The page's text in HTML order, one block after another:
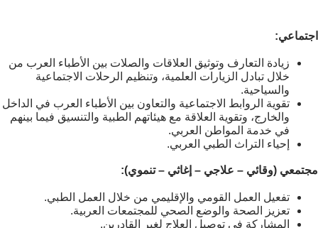
اجتماعي:
زيادة التعارف وتوثيق العلاقات والصلات بين الأطباء العرب من
خلال تبادل الزيارات العلمية، وتنظيم الرحلات الاجتماعية
والسياحية.
تقوية الروابط الاجتماعية والتعاون بين الأطباء العرب في الداخل
والخارج، وتقوية العلاقة مع هيئاتهم الطبية والتنسيق فيما بينهم
في خدمة المواطن العربي.
إحياء التراث الطبي العربي.
مجتمعي (وقائي – علاجي – إغاثي – تنموي):
تفعيل العمل القومي والإقليمي من خلال العمل الطبي.
تعزيز الصحة والوضع الصحي للمجتمعات العربية.
المشاركة في توصيل العلاج لغير القادرين.